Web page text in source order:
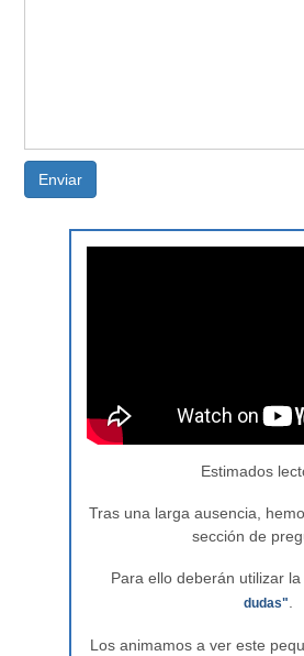
Enviar
Estimados
Tras una larga ausencia,
sección de
Para ello deberán utilizar la
dudas".
Los animamos a ver este